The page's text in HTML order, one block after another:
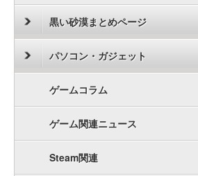
黒い砂漠まとめページ
パソコン・ガジェット
ゲームコラム
ゲーム関連ニュース
Steam関連